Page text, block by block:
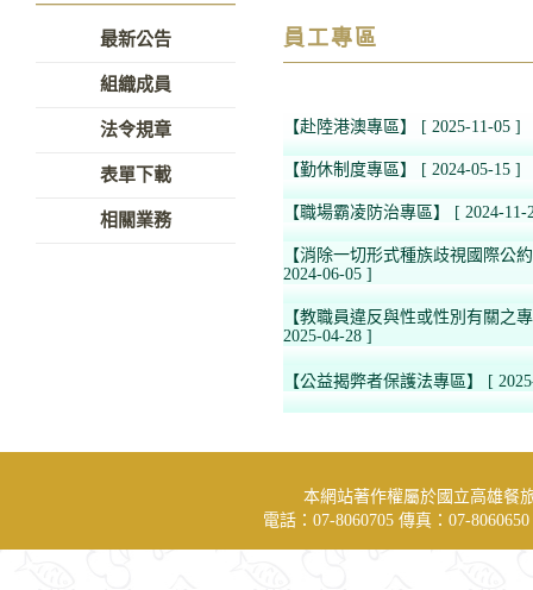
最新公告
組織成員
法令規章
表單下載
相關業務
員工專區
【赴陸港澳專區】 [ 2025-11-05 ]
【勤休制度專區】 [ 2024-05-15 ]
【職場霸凌防治專區】 [ 2024-11-
【消除一切形式種族歧視國際公
2024-06-05 ]
【教職員違反與性或性別有關之
2025-04-28 ]
【公益揭弊者保護法專區】 [
本網站著作權屬於國立高雄餐
電話：07-8060705 傳真：07-